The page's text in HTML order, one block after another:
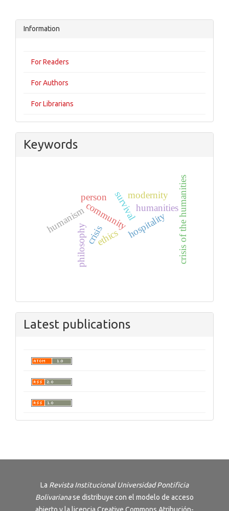
Information
For Readers
For Authors
For Librarians
Keywords
person survival
ethics hospitality
community
crisis
humanities
humanism crisis of the humanities
modernity
philosophy
Latest publications
La Revista Institucional Universidad Pontificia
Bolivarianase distribuye con el modelo de acceso